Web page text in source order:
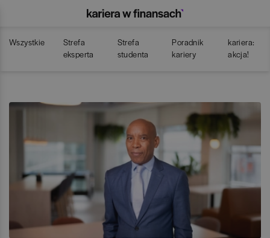
Wszystkie
Strefa
eksperta
Strefa
studenta
Poradnik
kariery
kariera:
akcja!